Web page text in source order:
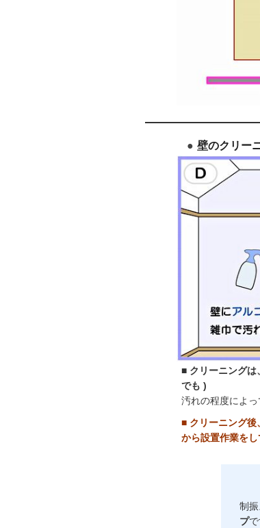
壁のクリー
■ クリーニングは
でも )
汚れの程度によっ
■ クリーニング後
から設置作業をし
制
プで